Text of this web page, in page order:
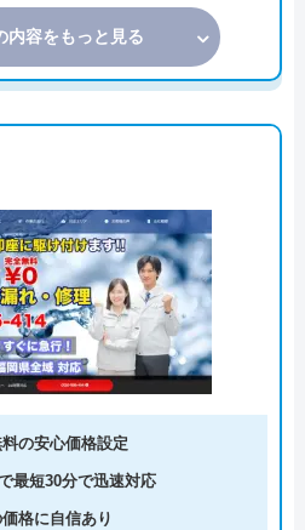
内容をもっと見る
の安心価格設定
最短30分で迅速対応
格に自信あり